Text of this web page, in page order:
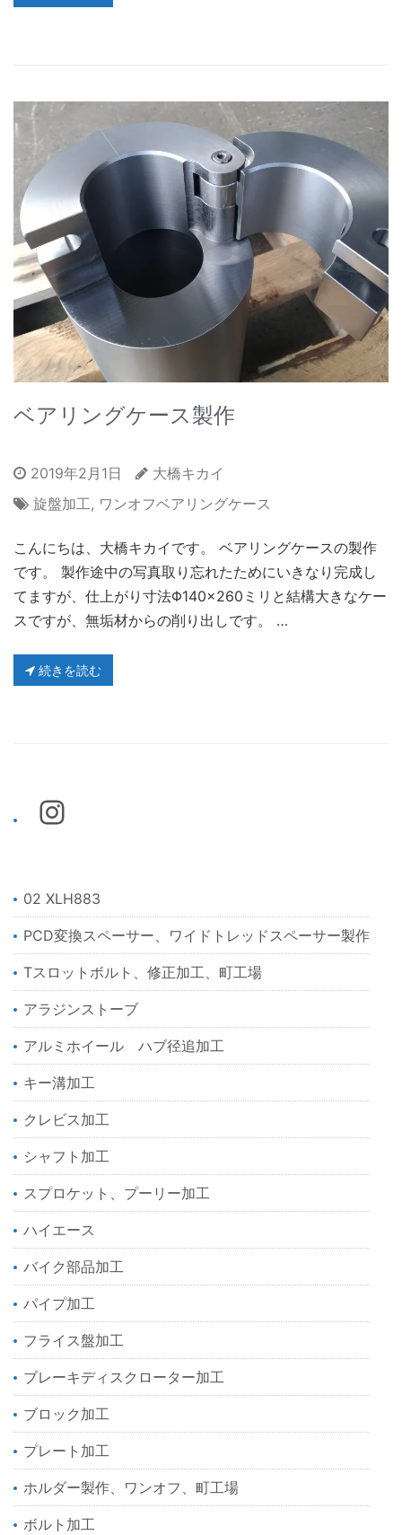
ベアリングケース製作
2019年2月1日
大橋キカイ
旋盤加工, ワンオフベアリングケース
こんにちは、大橋キカイです。 ベアリングケースの製作
です。 製作途中の写真取り忘れたためにいきなり完成し
てますが、仕上がり寸法Φ140×260ミリと結構大きなケー
スですが、無垢材からの削り出しです。 …
続きを読む
02 XLH883
PCD変換スペーサー、ワイドトレッドスペーサー製作
Tスロットボルト、修正加工、町工場
アラジンストーブ
アルミホイール ハブ径追加工
キー溝加工
クレビス加工
シャフト加工
スプロケット、プーリー加工
ハイエース
バイク部品加工
パイプ加工
フライス盤加工
ブレーキディスクローター加工
ブロック加工
プレート加工
ホルダー製作、ワンオフ、町工場
ボルト加工